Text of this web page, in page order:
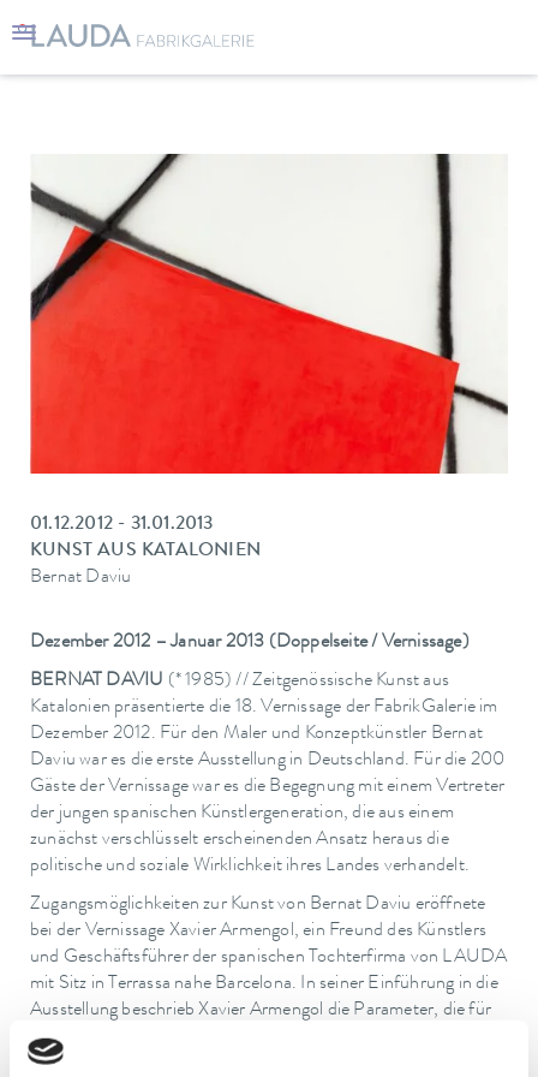
01.12.2012 - 31.01.2013
KUNST AUS KATALONIEN
Bernat Daviu
Dezember 2012 – Januar 2013 (Doppelseite / Vernissage)
BERNAT DAVIU (* 1985) // Zeitgenössische Kunst aus
Katalonien präsentierte die 18. Vernissage der FabrikGalerie im
Dezember 2012. Für den Maler und Konzeptkünstler Bernat
Daviu war es die erste Ausstellung in Deutschland. Für die 200
Gäste der Vernissage war es die Begegnung mit einem Vertreter
der jungen spanischen Künstlergeneration, die aus einem
zunächst verschlüsselt erscheinenden Ansatz heraus die
politische und soziale Wirklichkeit ihres Landes verhandelt.
Zugangsmöglichkeiten zur Kunst von Bernat Daviu eröffnete
bei der Vernissage Xavier Armengol, ein Freund des Künstlers
und Geschäftsführer der spanischen Tochterfirma von LAUDA
mit Sitz in Terrassa nahe Barcelona. In seiner Einführung in die
Ausstellung beschrieb Xavier Armengol die Parameter, die für
das Schaffen von Bernat Daviu kennzeichnend sind. Da ist zum
Beispiel die abstrakte Bildsprache. Diese befreie das